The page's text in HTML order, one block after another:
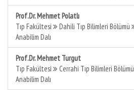
Prof.Dr. Mehmet Polatlı
Tıp Fakültesi
Dahili Tıp Bilimleri Bölümü
Anabilim Dalı
Prof.Dr. Mehmet Turgut
Tıp Fakültesi
Cerrahi Tıp Bilimleri Bölümü
Anabilim Dalı